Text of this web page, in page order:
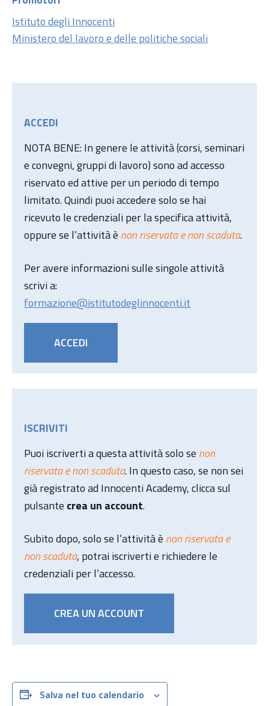
Istituto degli Innocenti
Ministero del lavoro e delle politiche sociali
ACCEDI
NOTA BENE: In genere le attività (corsi, seminari
e convegni, gruppi di lavoro) sono ad accesso
riservato ed attive per un periodo di tempo
limitato. Quindi puoi accedere solo se hai
ricevuto le credenziali per la specifica attività,
oppure se l’attività è non riservata e non scaduta.
Per avere informazioni sulle singole attività
scrivi a:
formazione@istitutodeglinnocenti.it
ACCEDI
ISCRIVITI
Puoi iscriverti a questa attività solo se non
riservata e non scaduta. In questo caso, se non sei
già registrato ad Innocenti Academy, clicca sul
pulsante crea un account.
Subito dopo, solo se l’attività è non riservata e
non scaduta, potrai iscriverti e richiedere le
credenziali per l’accesso.
CREA UN ACCOUNT
Salva nel tuo calendario